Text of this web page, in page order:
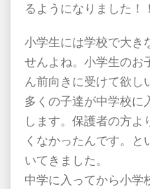
るようになりました！
小学生には学校で大き
せんよね。小学生のお
ん前向きに受けて欲し
多くの子達が中学校に
します。保護者の方よ
くなかったんです。と
いてきました。
中学に入ってから小学